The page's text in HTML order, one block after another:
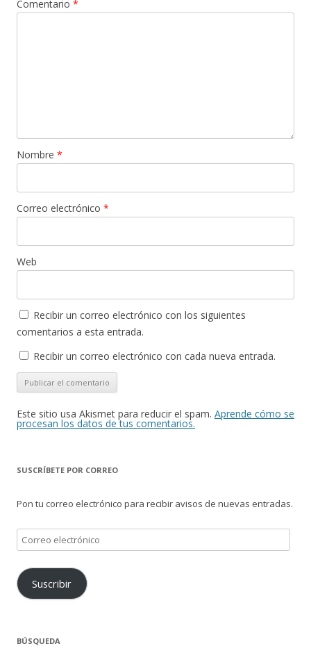
Comentario *
Nombre *
Correo electrónico *
Web
Recibir un correo electrónico con los siguientes
comentarios a esta entrada.
Recibir un correo electrónico con cada nueva entrada.
Este sitio usa Akismet para reducir el spam. Aprende cómo se
procesan los datos de tus comentarios.
SUSCRÍBETE POR CORREO
Pon tu correo electrónico para recibir avisos de nuevas entradas.
Correo
electrónico
Suscribir
BÚSQUEDA